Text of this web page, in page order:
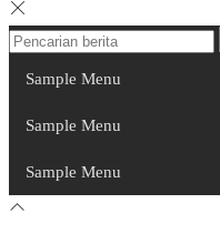
Sample Menu
Sample Menu
Sample Menu